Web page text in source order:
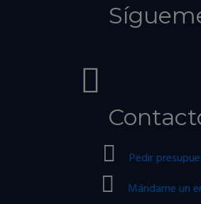
Pedir
Mándame un